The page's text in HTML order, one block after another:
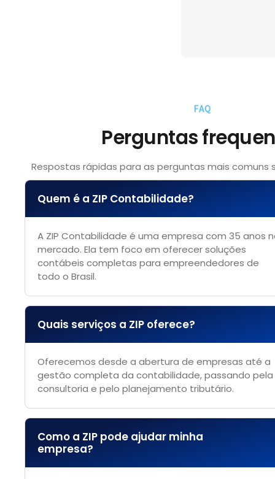
FAQ
Perguntas
Respostas rápidas para as perguntas mais comuns
Quem é a ZIP Contabilidade?
A ZIP Contabilidade é uma empresa com 35 anos
mercado. Ela tem foco em oferecer soluções
contábeis completas para empreendedores de
todo o Brasil.
Quais serviços a ZIP oferece?
Oferecemos desde a abertura de empresas até a
gestão completa da contabilidade, passando pela
consultoria e pelo planejamento tributário.
Como a ZIP pode ajudar minha
empresa?